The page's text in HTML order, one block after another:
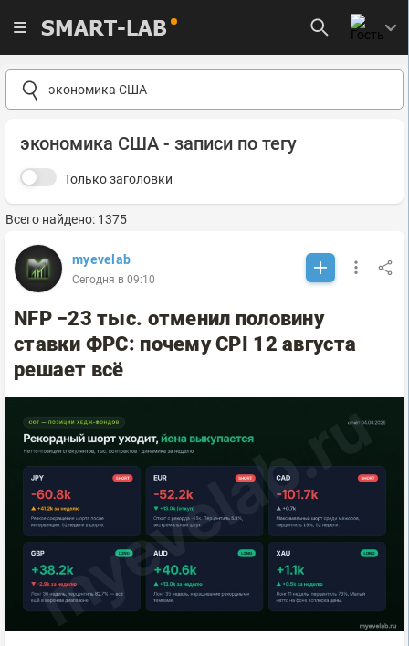
SMART-LAB
экономика США - записи по тегу
Только заголовки
Всего найдено: 1375
myevelab
Сегодня в 09:10
NFP −23 тыс. отменил половину
ставки ФРС: почему CPI 12 августа
решает всё